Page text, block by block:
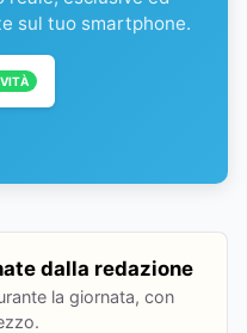
sul tuo smartphone.
dalla redazione
la giornata, con